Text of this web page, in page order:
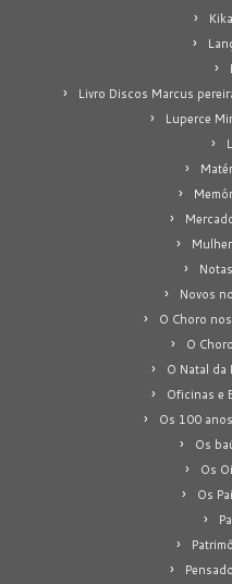
Livro Discos Marcus
Luperce
Novos
O Choro
O
O Natal da
Oficinas e
Os 100
Os
Os
Os